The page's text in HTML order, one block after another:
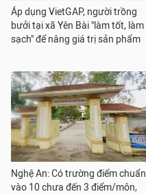
Áp dụng VietGAP, người trồng
bưởi tại xã Yên Bài "làm tốt, làm
sạch" để nâng giá trị sản phẩm
Nghệ An: Có trường điểm chuẩn
vào 10 chưa đến 3 điểm/môn,